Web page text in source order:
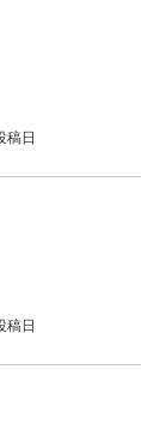
稿日
稿日